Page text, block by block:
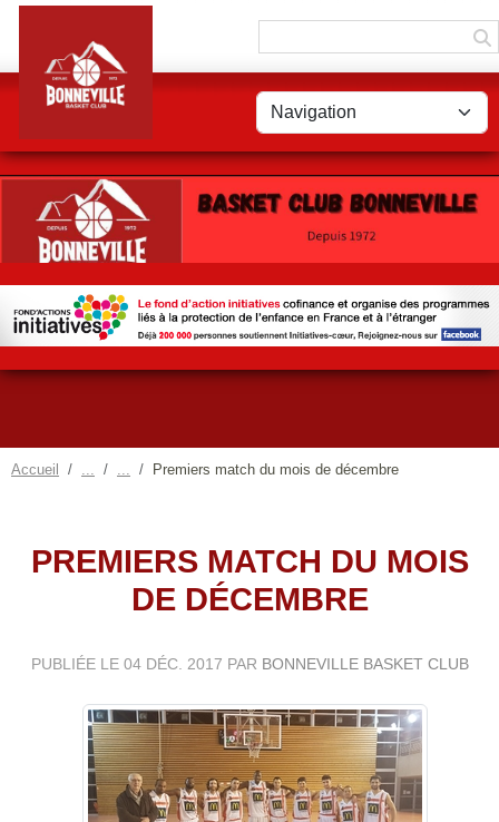
Accueil Premiers match du mois de décembre
PREMIERS MATCH DU MOIS
DE DÉCEMBRE
PUBLIÉE LE 04 DÉC. 2017 PAR BONNEVILLE BASKET CLUB